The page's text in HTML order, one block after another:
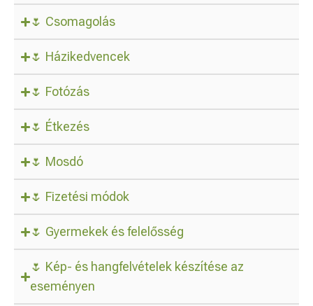
🌷 Csomagolás
🌷 Házikedvencek
🌷 Fotózás
🌷 Étkezés
🌷 Mosdó
🌷 Fizetési módok
🌷 Gyermekek és felelősség
🌷 Kép- és hangfelvételek készítése az
eseményen